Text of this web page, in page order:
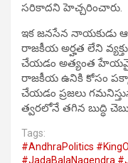
సరికాదని హెచ్చరించారు.
ఇక జనసేన నాయకుడు
రాజకీయ అర్హత లేని
చేయడం అత్యంత
రాజకీయ ఉనికి కోసం
చేయడం ప్రజలు
త్వరలోనే తగిన బుద్ధి
Tags:
#AndhraPolitics
#JadaBalaNagendra